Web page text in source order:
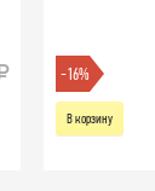
-16%
В корзину